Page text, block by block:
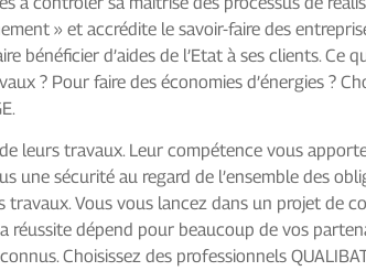
» et accrédite le savoir-faire des
d’aides de l’Etat à ses clients. Ce
? Pour faire des économies d’énergies ?
leurs travaux. Leur compétence vous apporte
sécurité au regard de l’ensemble des
travaux. Vous vous lancez dans un projet de
réussite dépend pour beaucoup de vos
Choisissez des professionnels